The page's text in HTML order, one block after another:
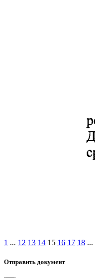
1 ... 12 13 14 15 16 17 18 ...
Отправить документ